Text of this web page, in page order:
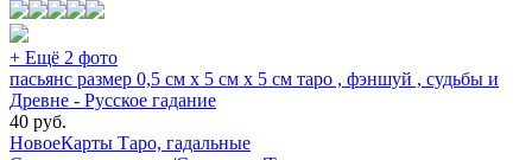
+ Ещё 2 фото
пасьянс размер 0,5 см х 5 см х 5 см таро , фэншуй , судьбы и
Древне - Русское гадание
40 руб.
НовоеКарты Таро, гадальные